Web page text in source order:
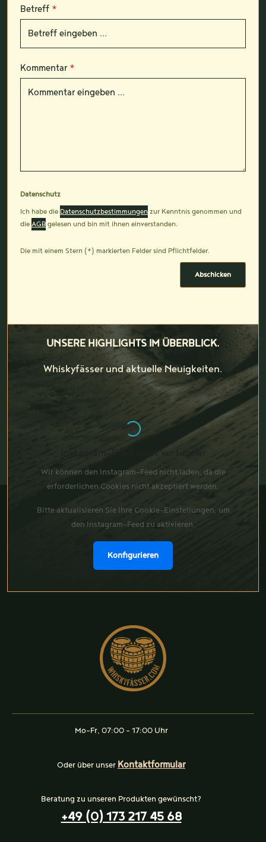
Betreff *
Kommentar *
Datenschutz
Ich habe die Datenschutzbestimmungen zur Kenntnis genommen und
die AGB gelesen und bin mit ihnen einverstanden.
Die mit einem Stern (*) markierten Felder sind Pflichtfelder.
Abschicken
UNSERE HIGHLIGHTS IM ÜBERBLICK.
Whiskyfässer und aktuelle Neuigkeiten.
Instagram-Feed nicht verfügbar
Wir können den Instagram-Feed nicht laden, da die
erforderlichen Cookies nicht akzeptiert werden.
Bitte aktualisieren Sie Ihre Cookie-Einstellungen, um
den Instagram-Feed zu aktivieren.
Konfigurieren
Mo-Fr, 07:00 - 17:00 Uhr
Oder über unser Kontaktformular
Beratung zu unseren Produkten gewünscht?
+49 (0) 173 217 45 68